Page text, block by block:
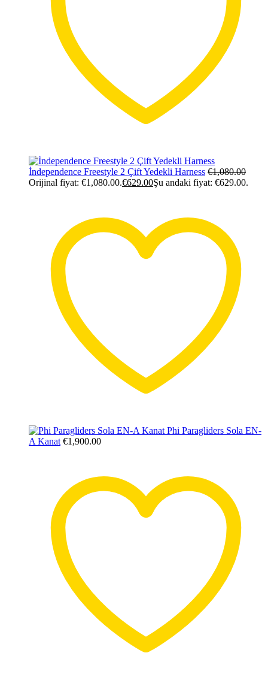
İndependence Freestyle 2 Çift Yedekli Harness €1,080.00
Orijinal fiyat: €1,080.00.€629.00Şu andaki fiyat: €629.00.
Phi Paragliders Sola EN-
A Kanat €1,900.00